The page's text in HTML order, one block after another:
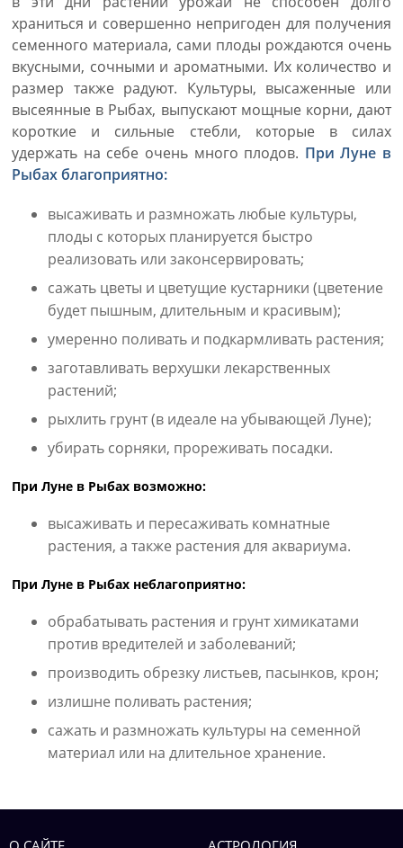
храниться и совершенно непригоден для получения
семенного материала, сами плоды рождаются очень
вкусными, сочными и ароматными. Их количество и
размер также радуют. Культуры, высаженные или
высеянные в Рыбах, выпускают мощные корни, дают
короткие и сильные стебли, которые в силах
удержать на себе очень много плодов. При Луне в
Рыбах благоприятно:
высаживать и размножать любые культуры,
плоды с которых планируется быстро
реализовать или законсервировать;
сажать цветы и цветущие кустарники (цветение
будет пышным, длительным и красивым);
умеренно поливать и подкармливать растения;
заготавливать верхушки лекарственных
растений;
рыхлить грунт (в идеале на убывающей Луне);
убирать сорняки, прореживать посадки.
При Луне в Рыбах возможно:
высаживать и пересаживать комнатные
растения, а также растения для аквариума.
При Луне в Рыбах неблагоприятно:
обрабатывать растения и грунт химикатами
против вредителей и заболеваний;
производить обрезку листьев, пасынков, крон;
излишне поливать растения;
сажать и размножать культуры на семенной
материал или на длительное хранение.